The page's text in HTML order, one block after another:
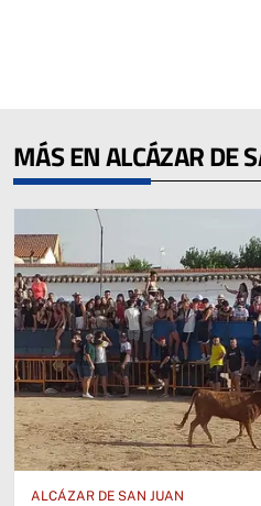
MÁS EN ALCÁZAR DE
ALCÁZAR DE SAN JUAN